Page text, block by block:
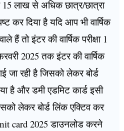
15 लाख से अधिक छात्र/छात्रा
कर दिया है यदि आप भी वार्षिक
हैं तो इंटर की वार्षिक परीक्षा 1
2025 तक इंटर की वार्षिक
जा रही है जिसको लेकर बोर्ड
गया है और डमी एडमिट कार्ड इसी
लेकर बोर्ड लिंक एक्टिव कर
card 2025 डाउनलोड करने